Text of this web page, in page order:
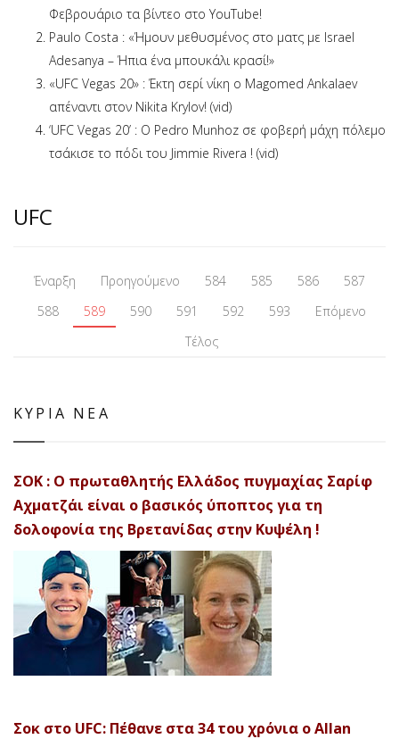
Φεβρουάριο τα βίντεο στο YouTube!
Paulo Costa : «Ήμουν μεθυσμένος στο ματς με Israel
Adesanya – Ήπια ένα μπουκάλι κρασί!»
«UFC Vegas 20» : Έκτη σερί νίκη ο Magomed Ankalaev
απέναντι στον Nikita Krylov! (vid)
‘UFC Vegas 20’ : O Pedro Munhoz σε φοβερή μάχη πόλεμο
τσάκισε το πόδι του Jimmie Rivera ! (vid)
UFC
Έναρξη Προηγούμενο 584 585 586
587
588
589 590 591 592 593
Επόμενο
Τέλος
ΚΥΡΙΑ ΝΕΑ
ΣΟΚ : Ο πρωταθλητής Ελλάδος πυγμαχίας Σαρίφ
Αχματζάι είναι ο βασικός ύποπτος για τη
δολοφονία της Βρετανίδας στην Κυψέλη !
Σοκ στο UFC: Πέθανε στα 34 του χρόνια ο Allan